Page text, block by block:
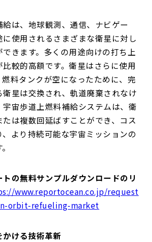
は、地球観測、通信、ナビゲー
使用されるさまざまな衛星に対し
きます。多くの用途向けの打ち上
較的高額です。衛星はさらに使用
料タンクが空になったために、完
星は交換され、軌道廃棄されなけ
宙歩道上燃料補給システムは、衛
は複数回延ばすことができ、コス
、より持続可能な宇宙ミッションの
の無料サンプルダウンロードのリ
www.reportocean.co.jp/request
orbit-refueling-market
ける技術革新